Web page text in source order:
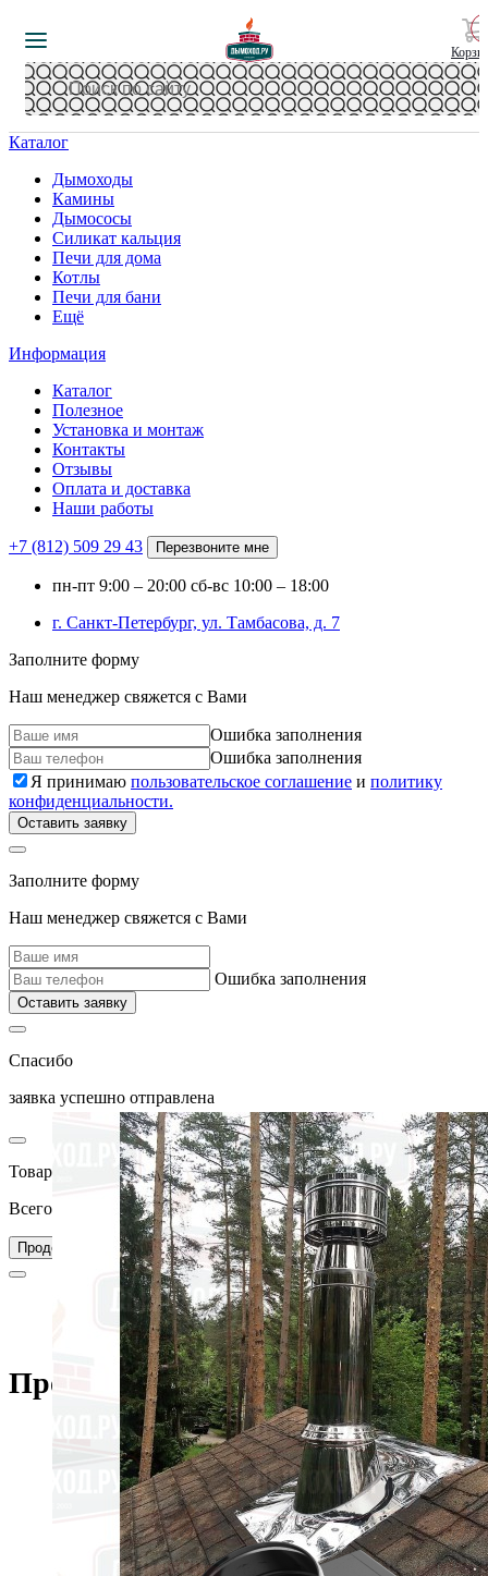
Каталог
Дымоходы
Камины
Дымососы
Силикат кальция
Печи для дома
Котлы
Печи для бани
Ещё
Информация
Каталог
Полезное
Установка и монтаж
Контакты
Отзывы
Оплата и доставка
Наши работы
+7 (812) 509 29 43 Перезвоните мне
пн-пт 9:00 – 20:00 сб-вс 10:00 – 18:00
г. Санкт-Петербург, ул. Тамбасова, д. 7
Заполните форму
Наш менеджер свяжется с Вами
Ошибка заполнения
Ошибка заполнения
Я принимаю пользовательское соглашение и политику
конфиденциальности.
Оставить заявку
Заполните форму
Наш менеджер свяжется с Вами
Ошибка заполнения
Оставить заявку
Спасибо
заявка успешно отправлена
Товар добавлен в корзину
Всего товаров в вашей корзине –0
Продолжить покупки Перейти в корзину
Дымоходы Каталог дымоходов
Кровельные элементы
Проходка кровли (УПК)
Проходка кровли (УПК)